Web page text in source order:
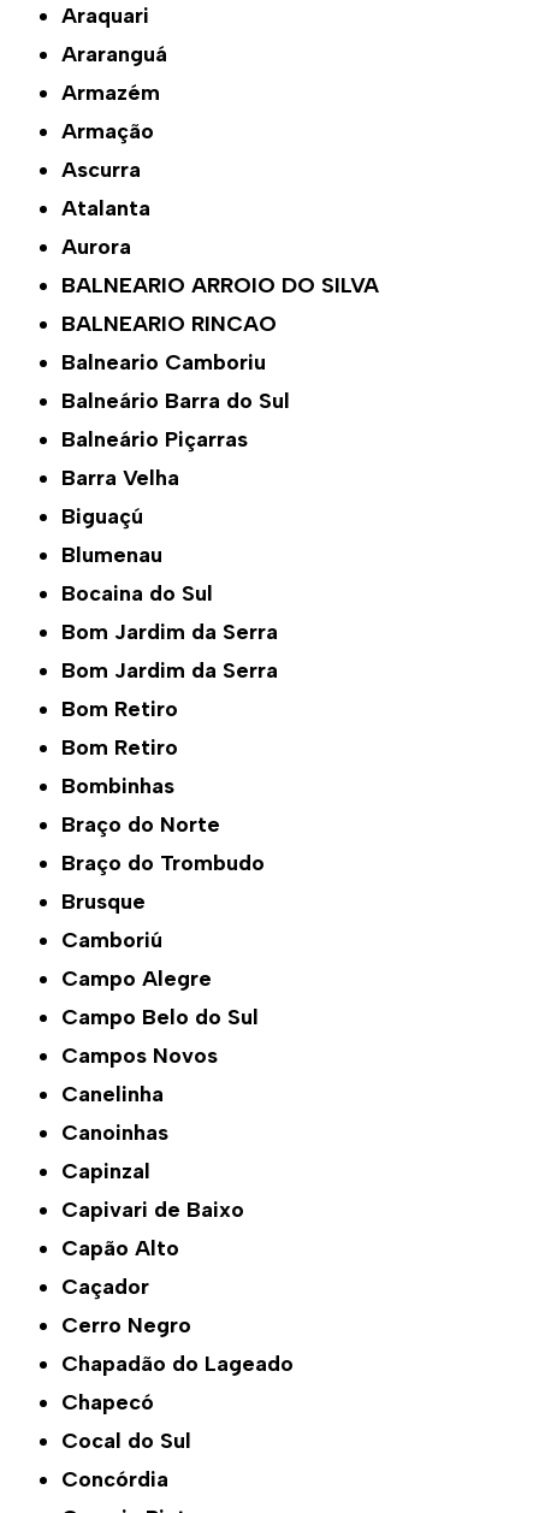
Araquari
Araranguá
Armazém
Armação
Ascurra
Atalanta
Aurora
BALNEARIO ARROIO DO SILVA
BALNEARIO RINCAO
Balneario Camboriu
Balneário Barra do Sul
Balneário Piçarras
Barra Velha
Biguaçú
Blumenau
Bocaina do Sul
Bom Jardim da Serra
Bom Jardim da Serra
Bom Retiro
Bom Retiro
Bombinhas
Braço do Norte
Braço do Trombudo
Brusque
Camboriú
Campo Alegre
Campo Belo do Sul
Campos Novos
Canelinha
Canoinhas
Capinzal
Capivari de Baixo
Capão Alto
Caçador
Cerro Negro
Chapadão do Lageado
Chapecó
Cocal do Sul
Concórdia